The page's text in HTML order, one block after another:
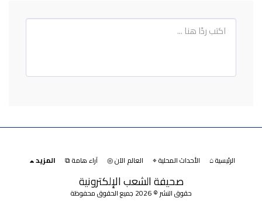
صحيفة الشعب الإلكترونية
حقوق النشر © 2026 جميع الحقوق محفوظة
الرئيسية ⌂ الأحداث المحلية ⌖ العالم الآن ◎ آراء هامة ⧉ المزيد